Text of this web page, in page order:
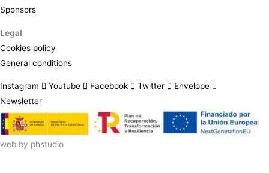
Sponsors
Legal
Cookies policy
General conditions
Instagram Youtube Facebook Twitter
Envelope
Newsletter
web by phstudio